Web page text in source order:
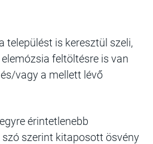
települést is keresztül szeli,
feltöltésre is van
vagy a mellett lévő
érintetlenebb
szó szerint kitaposott ösvény